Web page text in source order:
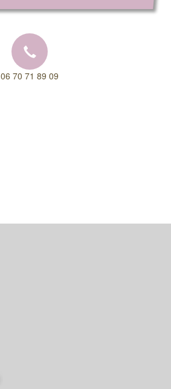
06 70 71 89 09